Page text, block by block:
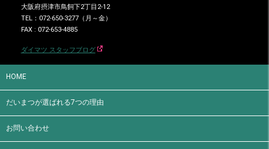
大阪府摂津市鳥飼下2丁目2-12
TEL：072-650-3277（月～金）
FAX : 072-653-4885
ダイマツ スタッフブログ
HOME
だいまつが選ばれる7つの理由
お問い合わせ